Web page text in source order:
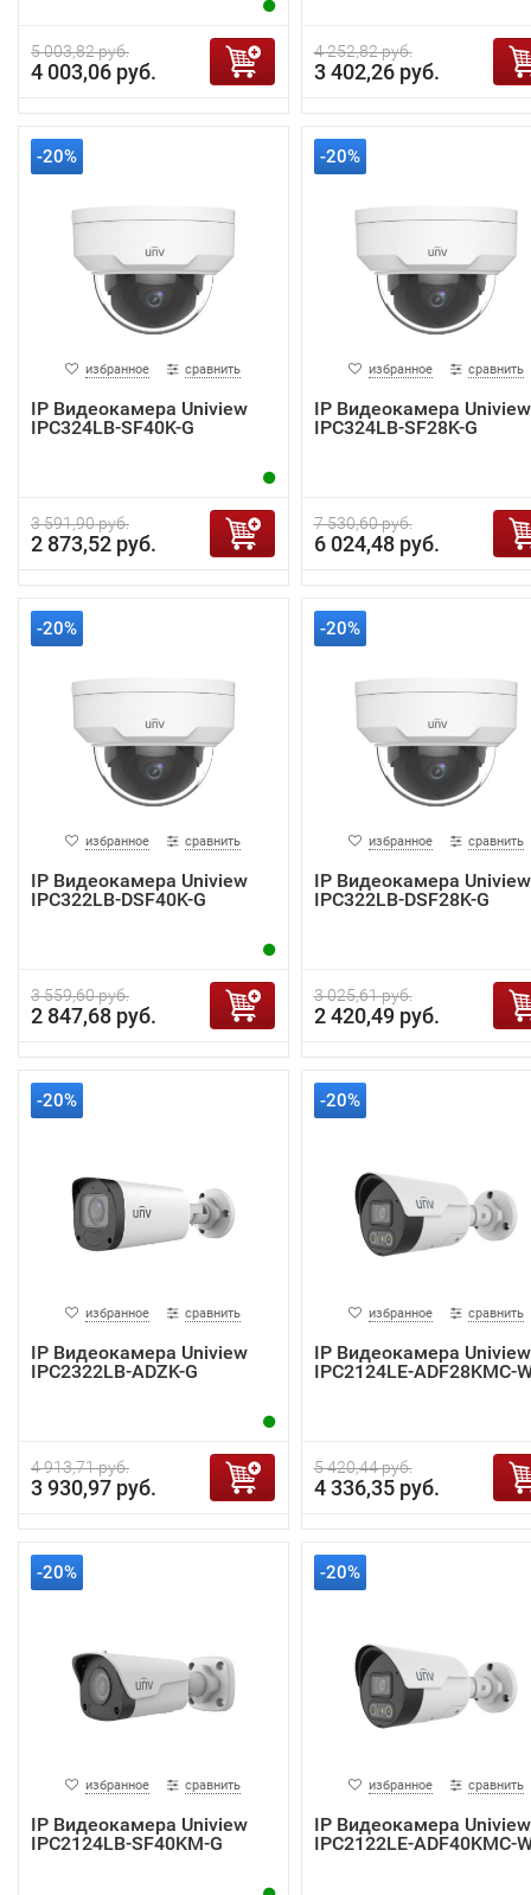
5 003,82 руб.
4 003,06 руб.
4 252,82 руб.
3 402,26 руб.
-20%
избранное сравнить
IP Видеокамера Uniview
IPC324LB-SF40K-G
3 591,90 руб.
2 873,52 руб.
-20%
избранное сравнить
IP Видеокамера Uniview
IPC324LB-SF28K-G
7 530,60 руб.
6 024,48 руб.
-20%
избранное сравнить
IP Видеокамера Uniview
IPC322LB-DSF40K-G
3 559,60 руб.
2 847,68 руб.
-20%
избранное сравнить
IP Видеокамера Uniview
IPC322LB-DSF28K-G
3 025,61 руб.
2 420,49 руб.
-20%
избранное сравнить
IP Видеокамера Uniview
IPC2322LB-ADZK-G
4 913,71 руб.
3 930,97 руб.
-20%
избранное сравнить
IP Видеокамера Uniview
IPC2124LE-ADF28KMC-
5 420,44 руб.
4 336,35 руб.
-20%
избранное сравнить
IP Видеокамера Uniview
IPC2124LB-SF40KM-G
-20%
избранное сравнить
IP Видеокамера Uniview
IPC2122LE-ADF40KMC-